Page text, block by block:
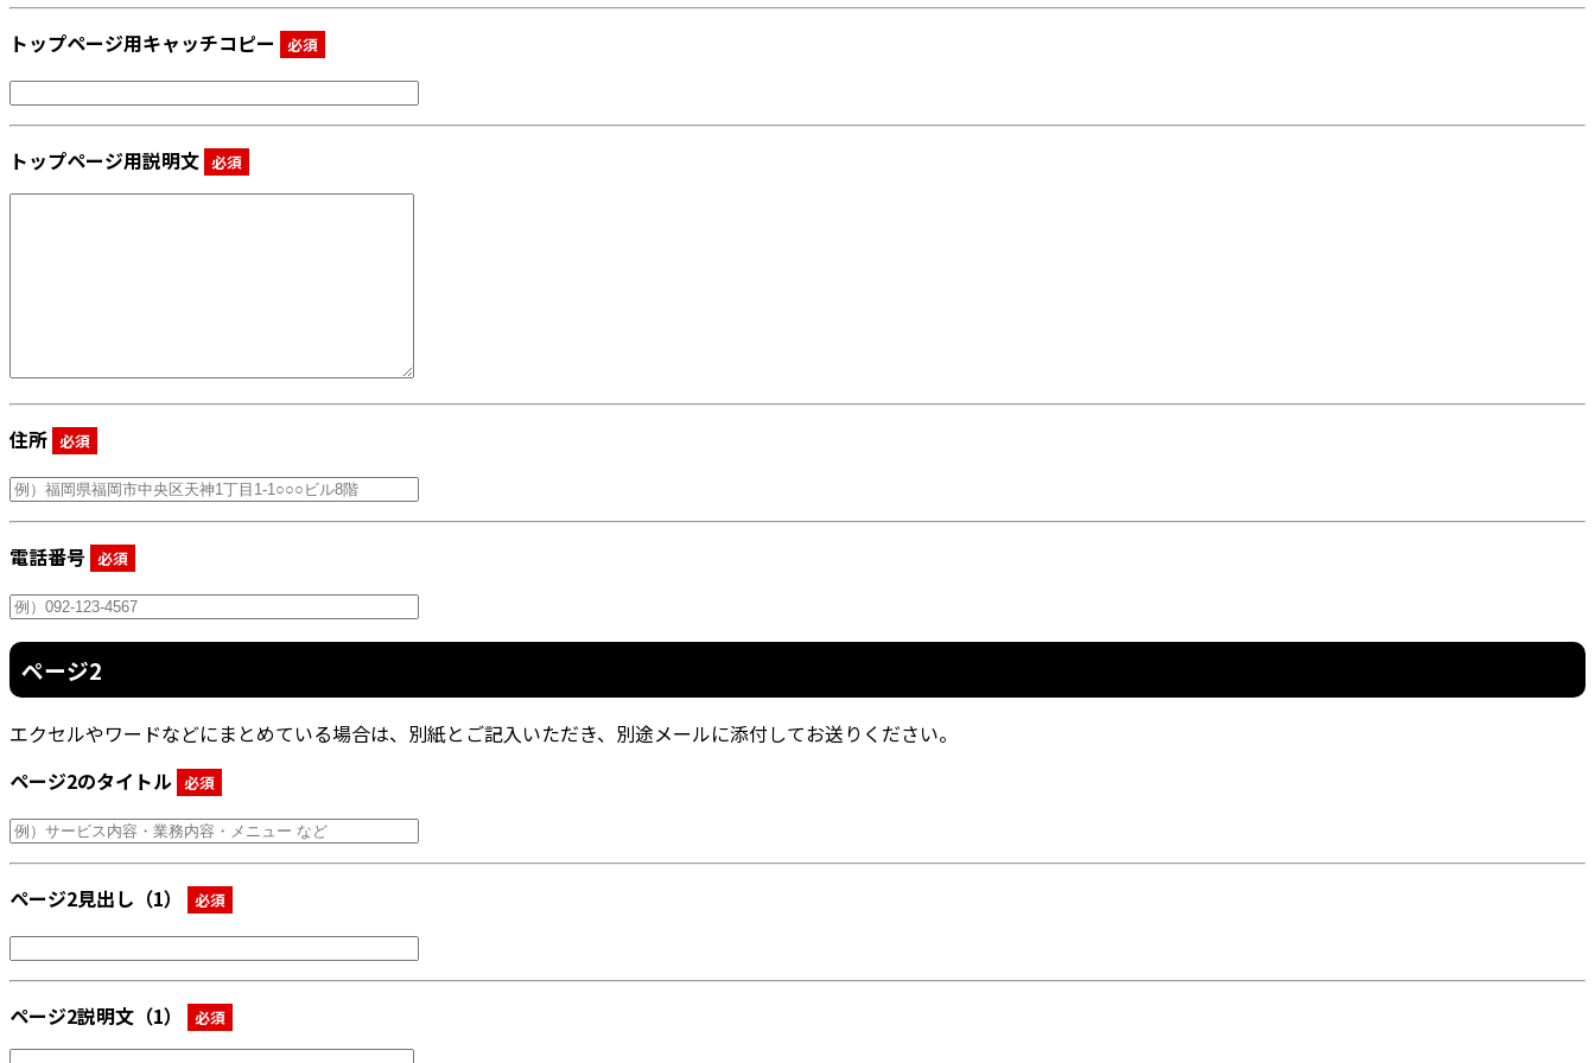
トップページ用キャッチコピー 必須
トップページ用説明文 必須
住所 必須
電話番号 必須
ページ2
エクセルやワードなどにまとめている場合は、別紙とご記入いただき、別途メールに添付してお送りください。
ページ2のタイトル 必須
ページ2見出し（1） 必須
ページ2説明文（1） 必須